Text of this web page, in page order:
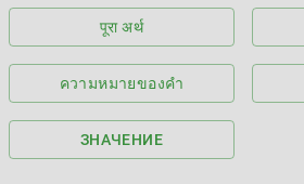
पूरा अर्थ
ความหมายของคำ
ЗНАЧЕНИЕ